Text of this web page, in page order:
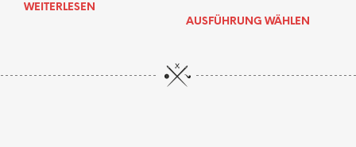
WEITERLESEN
AUSFÜHRUNG WÄHLEN